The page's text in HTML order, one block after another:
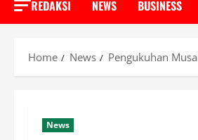
REDAKSI NEWS BUSINESS
Home News Pengukuhan
News